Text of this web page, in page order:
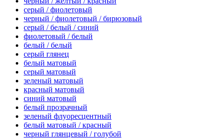
серый / фиолетовый
черный / фиолетовый / бирюзовый
серый / белый / синий
фиолетовый / белый
белый / белый
серый глянец
белый матовый
серый матовый
зеленый матовый
красный матовый
синий матовый
белый прозрачный
зеленый флуоресцентный
белый матовый / красный
черный глянцевый / голубой